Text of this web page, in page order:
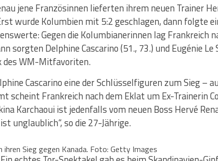
jene Französinnen lieferten ihrem neuen Trainer
wurde Kolumbien mit 5:2 geschlagen, dann folgte
Gegen die Kolumbianerinnen lag Frankreich
sorgten Delphine Cascarino (51., 73.) und Eugénie Le
des WM-Mitfavoriten.
Cascarino eine der Schlüsselfiguren zum Sieg –
scheint Frankreich nach dem Eklat um Ex-Trainerin
Karchaoui ist jedenfalls vom neuen Boss Hervé
unglaublich“, so die 27-Jährige.
ihren Sieg gegen Kanada. Foto: Getty Images